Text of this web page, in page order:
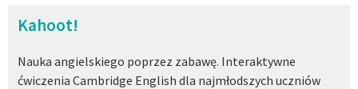
Kahoot!
Nauka angielskiego poprzez zabawę. Interaktywne
ćwiczenia Cambridge English dla najmłodszych uczniów